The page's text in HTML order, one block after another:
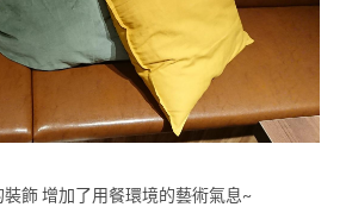
飾 增加了用餐環境的藝術氣息~